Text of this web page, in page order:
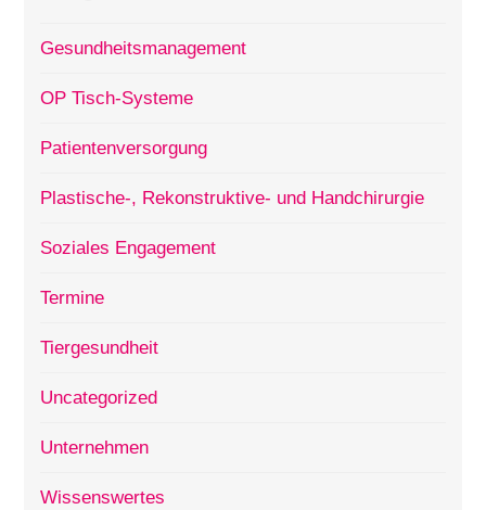
Gesundheitsmanagement
OP Tisch-Systeme
Patientenversorgung
Plastische-, Rekonstruktive- und Handchirurgie
Soziales Engagement
Termine
Tiergesundheit
Uncategorized
Unternehmen
Wissenswertes